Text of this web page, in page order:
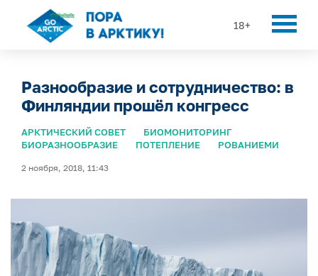
18+
Разнообразие и сотрудничество: в
Финляндии прошёл конгресс
АРКТИЧЕСКИЙ СОВЕТ
БИОМОНИТОРИНГ
БИОРАЗНООБРАЗИЕ
ПОТЕПЛЕНИЕ РОВАНИЕМИ
2 ноября, 2018, 11:43